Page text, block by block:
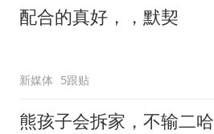
配合的真好，，默契
新媒体 5跟贴
熊孩子会拆家，不输二哈